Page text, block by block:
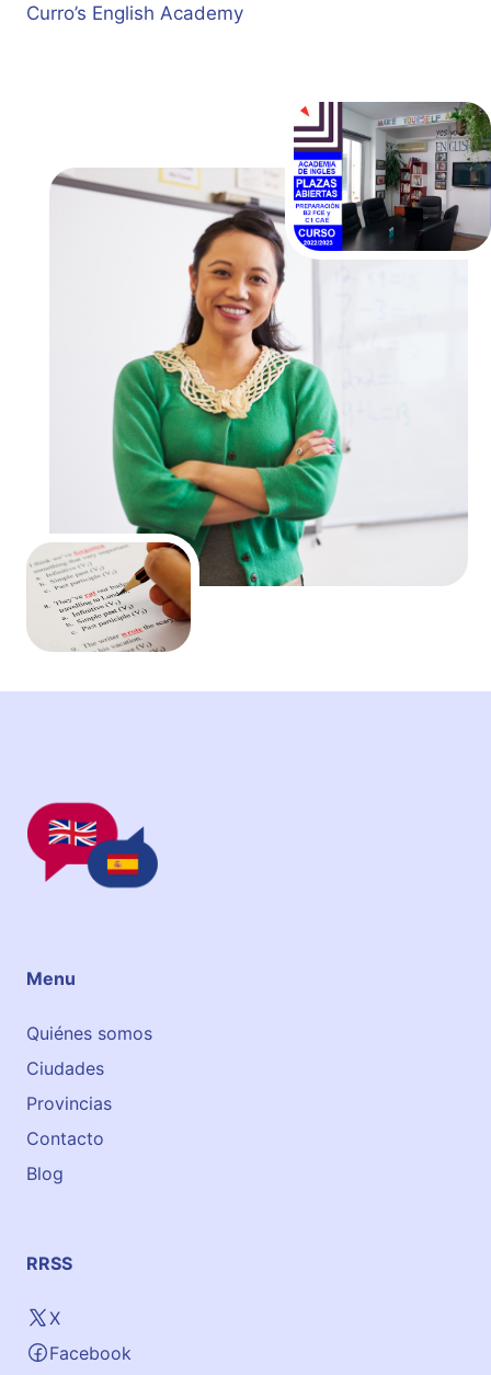
Curro’s English Academy
Menu
Quiénes somos
Ciudades
Provincias
Contacto
Blog
RRSS
X
Facebook